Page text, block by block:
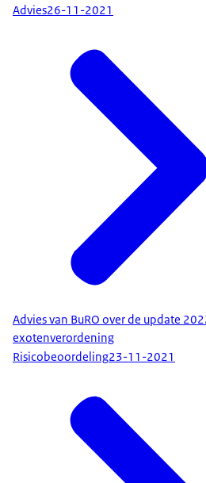
Advies26-11-2021
Advies van BuRO over de update
exotenverordening
Risicobeoordeling23-11-2021